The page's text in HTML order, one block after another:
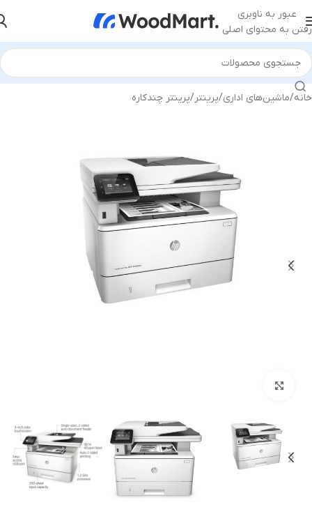
عبور به ناوبری
رفتن به محتوای اصلی
خانه/ماشین‌های اداری/پرینتر/پرینتر چندکاره